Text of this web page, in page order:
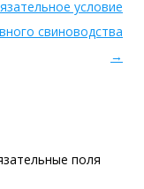
условие
свиноводства
→
поля